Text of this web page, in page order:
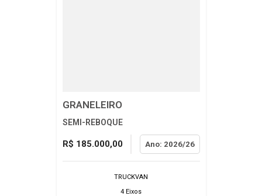
GRANELEIRO
SEMI-REBOQUE
R$ 185.000,00 Ano: 2026/26
TRUCKVAN
4 Eixos